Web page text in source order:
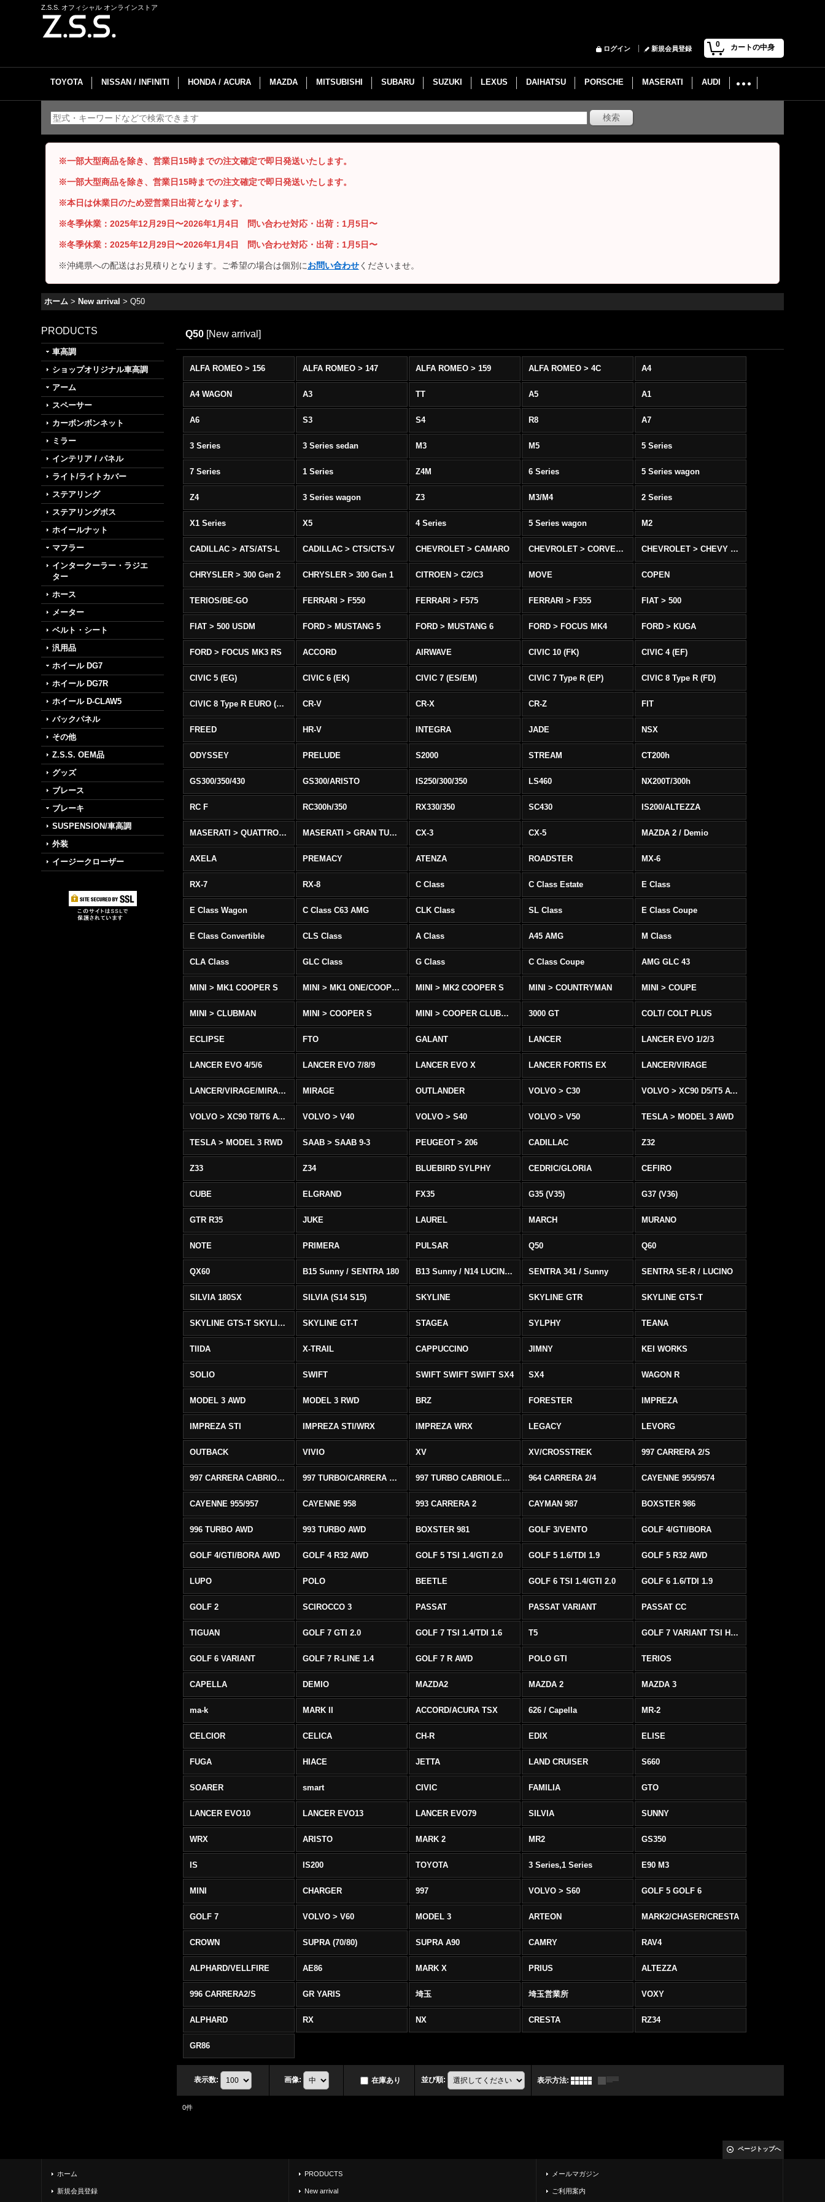
Z.S.S. オフィシャル オンラインストア
0 カートの中身
ログイン 新規会員登録
TOYOTA NISSAN / INFINITI HONDA / ACURA MAZDA MITSUBISHI SUBARU SUZUKI LEXUS DAIHATSU PORSCHE MASERATI AUDI
※一部大型商品を除き、営業日15時までの注文確定で即日発送いたします。
※一部大型商品を除き、営業日15時までの注文確定で即日発送いたします。
※本日は休業日のため翌営業日出荷となります。
※冬季休業：2025年12月29日〜2026年1月4日 問い合わせ対応・出荷：1月5日〜
※冬季休業：2025年12月29日〜2026年1月4日 問い合わせ対応・出荷：1月5日〜
※沖縄県への配送はお見積りとなります。ご希望の場合は個別にお問い合わせくださいませ。
ホーム > New arrival > Q50
PRODUCTS
車高調
ショップオリジナル車高調
アーム
スペーサー
カーボンボンネット
ミラー
インテリア / パネル
ライト/ライトカバー
ステアリング
ステアリングボス
ホイールナット
マフラー
インタークーラー・ラジエ
ター
ホース
メーター
ベルト・シート
汎用品
ホイール DG7
ホイール DG7R
ホイール D-CLAW5
バックパネル
その他
Z.S.S. OEM品
グッズ
ブレース
ブレーキ
SUSPENSION/車高調
外装
イージークローザー
Q50 [New arrival]
ALFA ROMEO > 156 ALFA ROMEO > 147 ALFA ROMEO > 159 ALFA ROMEO > 4C A4
A4 WAGON A3 TT A5 A1
A6 S3 S4 R8 A7
3 Series 3 Series sedan M3 M5 5 Series
7 Series 1 Series Z4M 6 Series 5 Series wagon
Z4 3 Series wagon Z3 M3/M4 2 Series
X1 Series X5 4 Series 5 Series wagon M2
CADILLAC > ATS/ATS-L CADILLAC > CTS/CTS-V CHEVROLET > CAMARO CHEVROLET > CORVETTE C5/C6 CHEVROLET > CHEVY SS
CHRYSLER > 300 Gen 2 CHRYSLER > 300 Gen 1 CITROEN > C2/C3 MOVE COPEN
TERIOS/BE-GO FERRARI > F550 FERRARI > F575 FERRARI > F355 FIAT > 500
FIAT > 500 USDM FORD > MUSTANG 5 FORD > MUSTANG 6 FORD > FOCUS MK4 FORD > KUGA
FORD > FOCUS MK3 RS ACCORD AIRWAVE CIVIC 10 (FK) CIVIC 4 (EF)
CIVIC 5 (EG) CIVIC 6 (EK) CIVIC 7 (ES/EM) CIVIC 7 Type R (EP) CIVIC 8 Type R (FD)
CIVIC 8 Type R EURO (FN) CR-V CR-X CR-Z FIT
FREED HR-V INTEGRA JADE NSX
ODYSSEY PRELUDE S2000 STREAM CT200h
GS300/350/430 GS300/ARISTO IS250/300/350 LS460 NX200T/300h
RC F RC300h/350 RX330/350 SC430 IS200/ALTEZZA
MASERATI > QUATTROPORTE MASERATI > GRAN TURISMO CX-3 CX-5 MAZDA 2 / Demio
AXELA PREMACY ATENZA ROADSTER MX-6
RX-7 RX-8 C Class C Class Estate E Class
E Class Wagon C Class C63 AMG CLK Class SL Class E Class Coupe
E Class Convertible CLS Class A Class A45 AMG M Class
CLA Class GLC Class G Class C Class Coupe AMG GLC 43
MINI > MK1 COOPER S MINI > MK1 ONE/COOPER MINI > MK2 COOPER S MINI > COUNTRYMAN MINI > COUPE
MINI > CLUBMAN MINI > COOPER S MINI > COOPER CLUBMAN 3000 GT COLT/ COLT PLUS
ECLIPSE FTO GALANT LANCER LANCER EVO 1/2/3
LANCER EVO 4/5/6 LANCER EVO 7/8/9 LANCER EVO X LANCER FORTIS EX LANCER/VIRAGE
LANCER/VIRAGE/MIRAGE MIRAGE OUTLANDER VOLVO > C30 VOLVO > XC90 D5/T5 AWD
VOLVO > XC90 T8/T6 AWD VOLVO > V40 VOLVO > S40 VOLVO > V50 TESLA > MODEL 3 AWD
TESLA > MODEL 3 RWD SAAB > SAAB 9-3 PEUGEOT > 206 CADILLAC Z32
Z33 Z34 BLUEBIRD SYLPHY CEDRIC/GLORIA CEFIRO
CUBE ELGRAND FX35 G35 (V35) G37 (V36)
GTR R35 JUKE LAUREL MARCH MURANO
NOTE PRIMERA PULSAR Q50 Q60
QX60 B15 Sunny / SENTRA 180 B13 Sunny / N14 LUCINO / SENTRA 331 SENTRA 341 / Sunny SENTRA SE-R / LUCINO
SILVIA 180SX SILVIA (S14 S15) SKYLINE SKYLINE GTR SKYLINE GTS-T
SKYLINE GTS-T SKYLINE GTS-T SKYLINE GT-T STAGEA SYLPHY TEANA
TIIDA X-TRAIL CAPPUCCINO JIMNY KEI WORKS
SOLIO SWIFT SWIFT SWIFT SWIFT SX4 SX4 WAGON R
MODEL 3 AWD MODEL 3 RWD BRZ FORESTER IMPREZA
IMPREZA STI IMPREZA STI/WRX IMPREZA WRX LEGACY LEVORG
OUTBACK VIVIO XV XV/CROSSTREK 997 CARRERA 2/S
997 CARRERA CABRIOLET 2/S 997 TURBO/CARRERA 4/4S AWD 997 TURBO CABRIOLET AWD 964 CARRERA 2/4 CAYENNE 955/9574
CAYENNE 955/957 CAYENNE 958 993 CARRERA 2 CAYMAN 987 BOXSTER 986
996 TURBO AWD 993 TURBO AWD BOXSTER 981 GOLF 3/VENTO GOLF 4/GTI/BORA
GOLF 4/GTI/BORA AWD GOLF 4 R32 AWD GOLF 5 TSI 1.4/GTI 2.0 GOLF 5 1.6/TDI 1.9 GOLF 5 R32 AWD
LUPO POLO BEETLE GOLF 6 TSI 1.4/GTI 2.0 GOLF 6 1.6/TDI 1.9
GOLF 2 SCIROCCO 3 PASSAT PASSAT VARIANT PASSAT CC
TIGUAN GOLF 7 GTI 2.0 GOLF 7 TSI 1.4/TDI 1.6 T5 GOLF 7 VARIANT TSI HIGHLINE/R-LINE
GOLF 6 VARIANT GOLF 7 R-LINE 1.4 GOLF 7 R AWD POLO GTI TERIOS
CAPELLA DEMIO MAZDA2 MAZDA 2 MAZDA 3
ma-k MARK II ACCORD/ACURA TSX 626 / Capella MR-2
CELCIOR CELICA CH-R EDIX ELISE
FUGA HIACE JETTA LAND CRUISER S660
SOARER smart CIVIC FAMILIA GTO
LANCER EVO10 LANCER EVO13 LANCER EVO79 SILVIA SUNNY
WRX ARISTO MARK 2 MR2 GS350
IS IS200 TOYOTA 3 Series,1 Series E90 M3
MINI CHARGER 997 VOLVO > S60 GOLF 5 GOLF 6
GOLF 7 VOLVO > V60 MODEL 3 ARTEON MARK2/CHASER/CRESTA
CROWN SUPRA (70/80) SUPRA A90 CAMRY RAV4
ALPHARD/VELLFIRE AE86 MARK X PRIUS ALTEZZA
996 CARRERA2/S GR YARIS 埼玉 埼玉営業所 VOXY
ALPHARD RX NX CRESTA RZ34
GR86
表示数: 画像: 在庫あり 並び順: 表示方法:
0件
ページトップへ
ホーム
新規会員登録
PRODUCTS
New arrival
メールマガジン
ご利用案内